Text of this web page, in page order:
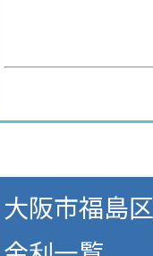
大阪市福島